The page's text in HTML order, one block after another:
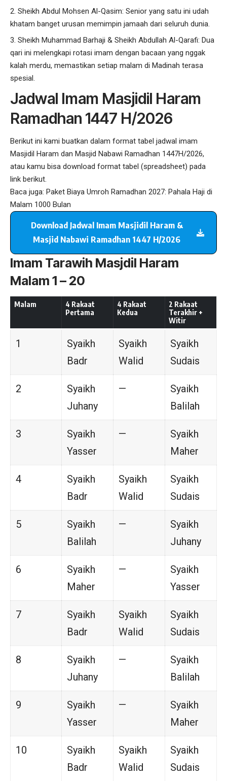
Sheikh Abdul Mohsen Al-Qasim: Senior yang satu ini udah
khatam banget urusan memimpin jamaah dari seluruh dunia.
Sheikh Muhammad Barhaji & Sheikh Abdullah Al-Qarafi: Dua
qari ini melengkapi rotasi imam dengan bacaan yang nggak
kalah merdu, memastikan setiap malam di Madinah terasa
spesial.
Jadwal Imam Masjidil Haram
Ramadhan 1447 H/2026
Berikut ini kami buatkan dalam format tabel jadwal imam
Masjidil Haram dan Masjid Nabawi Ramadhan 1447H/2026,
atau kamu bisa download format tabel (spreadsheet) pada
link berikut.
Baca juga: Paket Biaya Umroh Ramadhan 2027: Pahala Haji di
Malam 1000 Bulan
Download Jadwal Imam Masjidil Haram &
Masjid Nabawi Ramadhan 1447 H/2026
Imam Tarawih Masjdil Haram
Malam 1 – 20
Malam
4 Rakaat
Pertama
4 Rakaat
Kedua
2 Rakaat
Terakhir +
Witir
1
Syaikh
Badr
Syaikh
Walid
Syaikh
Sudais
2
Syaikh
Juhany
—
Syaikh
Balilah
3
Syaikh
Yasser
—
Syaikh
Maher
4
Syaikh
Badr
Syaikh
Walid
Syaikh
Sudais
5
Syaikh
Balilah
—
Syaikh
Juhany
6
Syaikh
Maher
—
Syaikh
Yasser
7
Syaikh
Badr
Syaikh
Walid
Syaikh
Sudais
8
Syaikh
Juhany
—
Syaikh
Balilah
9
Syaikh
Yasser
—
Syaikh
Maher
10
Syaikh
Badr
Syaikh
Walid
Syaikh
Sudais